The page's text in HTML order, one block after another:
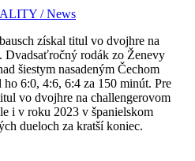
/ News
získal titul vo dvojhre na
Dvadsaťročný rodák zo Ženevy
šiestym nasadeným Čechom
6:0, 4:6, 6:4 za 150 minút. Pre
vo dvojhre na challengerovom
i v roku 2023 v španielskom
dueloch za kratší koniec.